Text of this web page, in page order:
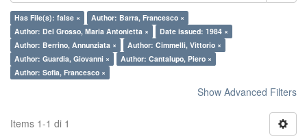
Has File(s): false ×
Author: Barra, Francesco ×
Author: Del Grosso, Maria Antonietta ×
Date issued: 1984 ×
Author: Berrino, Annunziata ×
Author: Cimmelli, Vittorio ×
Author: Guardia, Giovanni ×
Author: Cantalupo, Piero ×
Author: Sofia, Francesco ×
Show Advanced Filters
Items 1-1 di 1